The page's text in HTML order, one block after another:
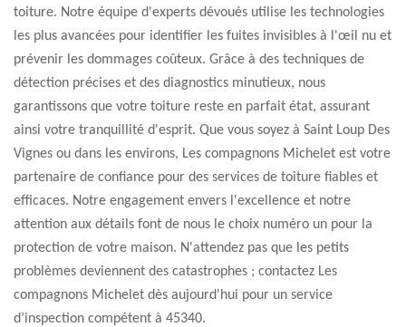
toiture. Notre équipe d'experts dévoués utilise les technologies
les plus avancées pour identifier les fuites invisibles à l'œil nu et
prévenir les dommages coûteux. Grâce à des techniques de
détection précises et des diagnostics minutieux, nous
garantissons que votre toiture reste en parfait état, assurant
ainsi votre tranquillité d'esprit. Que vous soyez à Saint Loup Des
Vignes ou dans les environs, Les compagnons Michelet est votre
partenaire de confiance pour des services de toiture fiables et
efficaces. Notre engagement envers l'excellence et notre
attention aux détails font de nous le choix numéro un pour la
protection de votre maison. N'attendez pas que les petits
problèmes deviennent des catastrophes ; contactez Les
compagnons Michelet dès aujourd'hui pour un service
d’inspection compétent à 45340.